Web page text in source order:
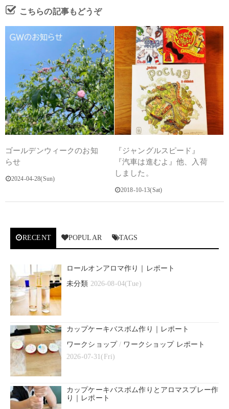
こちらの記事もどうぞ
ゴールデンウィークのお知
らせ
2024-04-28(Sun)
『ジャングルスピード』
『汽車は進むよ』他、入荷
しました。
2018-10-13(Sat)
RECENT POPULAR TAGS
ロールオンアロマ作り｜レポート
未分類 2026-08-04(Tue)
カップケーキバスボム作り｜レポート
ワークショップ/ ワークショップ レポート
2026-07-31(Fri)
カップケーキバスボム作りとアロマスプレー作
り｜レポート